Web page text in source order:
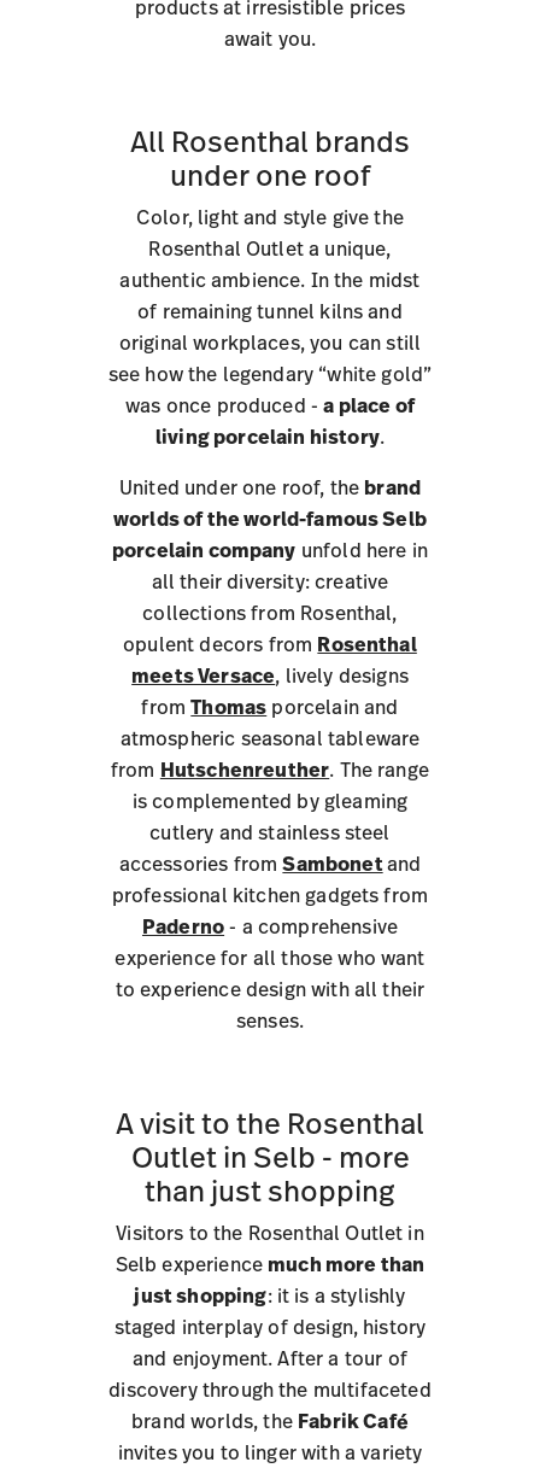
products at irresistible prices
await you.
All Rosenthal brands
under one roof
Color, light and style give the
Rosenthal Outlet a unique,
authentic ambience. In the midst
of remaining tunnel kilns and
original workplaces, you can still
see how the legendary “white gold”
was once produced -a place of
living porcelain history.
United under one roof, the brand
worlds of the world-famous Selb
porcelain company unfold here in
all their diversity: creative
collections from Rosenthal,
opulent decors from Rosenthal
meets Versace, lively designs
fromThomas porcelain and
atmospheric seasonal tableware
from Hutschenreuther. The range
is complemented by gleaming
cutlery and stainless steel
accessories fromSambonetand
professional kitchen gadgets from
Paderno- a comprehensive
experience for all those who want
to experience design with all their
senses.
A visit to the Rosenthal
Outlet in Selb - more
than just shopping
Visitors to the Rosenthal Outlet in
Selb experience much more than
just shopping: it is a stylishly
staged interplay of design, history
and enjoyment. After a tour of
discovery through the multifaceted
brand worlds, the Fabrik Café
invites you to linger with a variety